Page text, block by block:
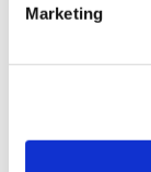
Marketing
2012 (44)
2008 (8)